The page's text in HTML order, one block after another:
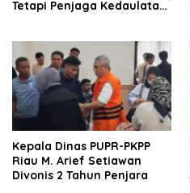
Tetapi Penjaga Kedaulatan
Kepala Dinas PUPR-PKPP
Riau M. Arief Setiawan
Divonis 2 Tahun Penjara